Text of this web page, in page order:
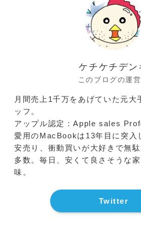
ケチケチデン
このブログの運
月間売上1千万をあげていた元大
ッフ。
アップル認定：Apple sales
愛用のMacBookは13年目に突入
安売り、衝動買いが大好きで無
多数。毎日、安くて良さそうな
味。
Twitter